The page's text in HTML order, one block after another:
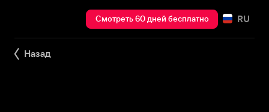
Смотреть 60 дней бесплатно RU
Назад